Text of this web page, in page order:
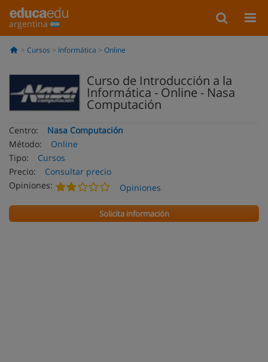
argentina
Cursos Informática Online
Curso de Introducción a la
Informática - Online - Nasa
Computación
Centro:
Nasa Computación
Método:
Online
Tipo:
Cursos
Precio:
Consultar precio
Opiniones:
Opiniones
Solicita información